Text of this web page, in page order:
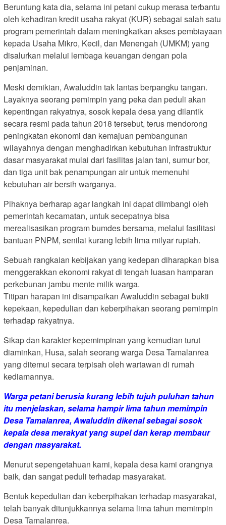
Beruntung kata dia, selama ini petani cukup merasa terbantu
oleh kehadiran kredit usaha rakyat (KUR) sebagai salah satu
program pemerintah dalam meningkatkan akses pembiayaan
kepada Usaha Mikro, Kecil, dan Menengah (UMKM) yang
disalurkan melalui lembaga keuangan dengan pola
penjaminan.
Meski demikian, Awaluddin tak lantas berpangku tangan.
Layaknya seorang pemimpin yang peka dan peduli akan
kepentingan rakyatnya, sosok kepala desa yang dilantik
secara resmi pada tahun 2018 tersebut, terus mendorong
peningkatan ekonomi dan kemajuan pembangunan
wilayahnya dengan menghadirkan kebutuhan infrastruktur
dasar masyarakat mulai dari fasilitas jalan tani, sumur bor,
dan tiga unit bak penampungan air untuk memenuhi
kebutuhan air bersih warganya.
Pihaknya berharap agar langkah ini dapat diimbangi oleh
pemerintah kecamatan, untuk secepatnya bisa
merealisasikan program bumdes bersama, melalui fasilitasi
bantuan PNPM, senilai kurang lebih lima milyar rupiah.
Sebuah rangkaian kebijakan yang kedepan diharapkan bisa
menggerakkan ekonomi rakyat di tengah luasan hamparan
perkebunan jambu mente milik warga.
Titipan harapan ini disampaikan Awaluddin sebagai bukti
kepekaan, kepedulian dan keberpihakan seorang pemimpin
terhadap rakyatnya.
Sikap dan karakter kepemimpinan yang kemudian turut
diaminkan, Husa, salah seorang warga Desa Tamalanrea
yang ditemui secara terpisah oleh wartawan di rumah
kediamannya.
Warga petani berusia kurang lebih tujuh puluhan tahun
itu menjelaskan, selama hampir lima tahun memimpin
Desa Tamalanrea, Awaluddin dikenal sebagai sosok
kepala desa merakyat yang supel dan kerap membaur
dengan masyarakat.
Menurut sepengetahuan kami, kepala desa kami orangnya
baik, dan sangat peduli terhadap masyarakat.
Bentuk kepedulian dan keberpihakan terhadap masyarakat,
telah banyak ditunjukkannya selama lima tahun memimpin
Desa Tamalanrea.